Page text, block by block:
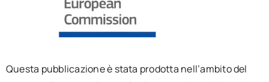
Questa pubblicazione è stata prodotta nell’ambito del